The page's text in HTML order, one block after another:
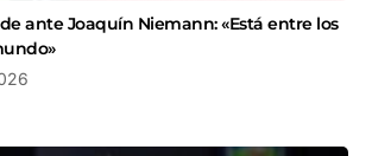
ante Joaquín Niemann: «Está entre los